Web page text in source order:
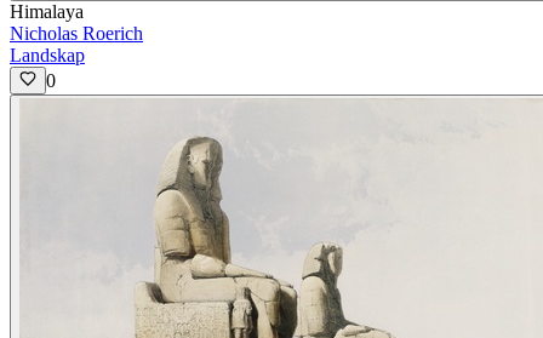
Himalaya
Nicholas Roerich
Landskap
0